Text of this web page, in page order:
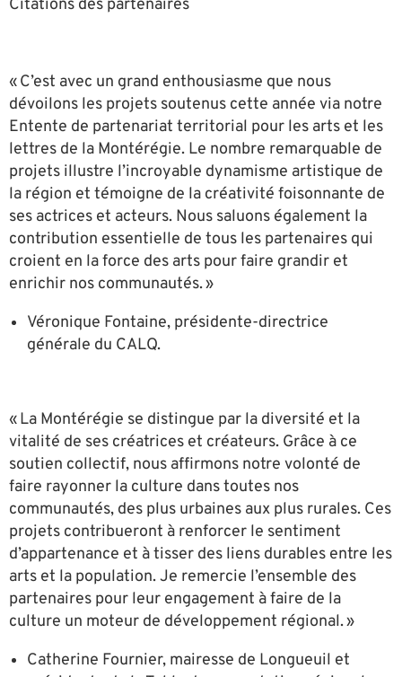
Citations des partenaires
« C’est avec un grand enthousiasme que nous
dévoilons les projets soutenus cette année via notre
Entente de partenariat territorial pour les arts et les
lettres de la Montérégie. Le nombre remarquable de
projets illustre l’incroyable dynamisme artistique de
la région et témoigne de la créativité foisonnante de
ses actrices et acteurs. Nous saluons également la
contribution essentielle de tous les partenaires qui
croient en la force des arts pour faire grandir et
enrichir nos communautés. »
Véronique Fontaine, présidente-directrice
générale du CALQ.
« La Montérégie se distingue par la diversité et la
vitalité de ses créatrices et créateurs. Grâce à ce
soutien collectif, nous affirmons notre volonté de
faire rayonner la culture dans toutes nos
communautés, des plus urbaines aux plus rurales. Ces
projets contribueront à renforcer le sentiment
d’appartenance et à tisser des liens durables entre les
arts et la population. Je remercie l’ensemble des
partenaires pour leur engagement à faire de la
culture un moteur de développement régional. »
Catherine Fournier, mairesse de Longueuil et